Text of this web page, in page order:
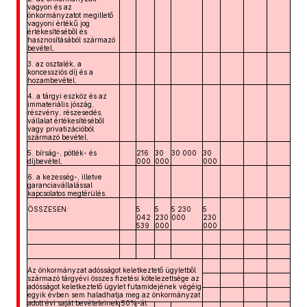
vagyon és az
önkormányzatot megillető
vagyoni értékű jog
értékesítéséből és
hasznosításából származó
bevétel,
3. az osztalék, a
koncessziós díj és a
hozambevétel,
4. a tárgyi eszköz és az
immateriális jószág,
részvény, részesedés,
vállalat értékesítéséből
vagy privatizációból
származó bevétel,
5. bírság-, pótlék- és
díjbevétel,
216
000
30
000
30 000
30
000
6. a kezesség-, illetve
garanciavállalással
kapcsolatos megtérülés.
ÖSSZESEN:
5
042
539
5
230
000
5 230
000
5
230
000
Az önkormányzat adósságot keletkeztető ügyletből
származó tárgyévi összes fizetési kötelezettsége az
adósságot keletkeztető ügylet futamidejének végéig
egyik évben sem haladhatja meg az önkormányzat
adott évi saját bevételeinek 50%-át.